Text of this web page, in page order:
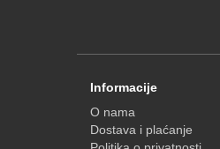
Informacije
O nama
Dostava i plaćanje